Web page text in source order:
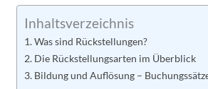
Inhaltsverzeichnis
Was sind Rückstellungen?
Die Rückstellungsarten im Überblick
Bildung und Auflösung –